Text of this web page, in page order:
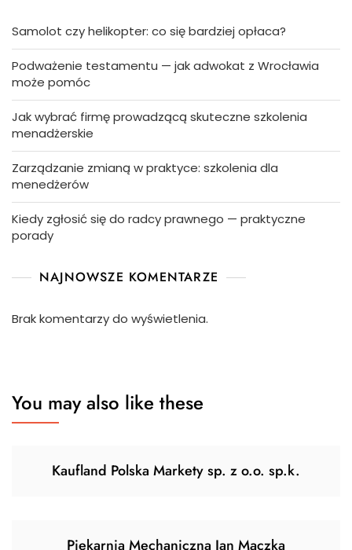
Samolot czy helikopter: co się bardziej opłaca?
Podważenie testamentu — jak adwokat z Wrocławia
może pomóc
Jak wybrać firmę prowadzącą skuteczne szkolenia
menadżerskie
Zarządzanie zmianą w praktyce: szkolenia dla
menedżerów
Kiedy zgłosić się do radcy prawnego — praktyczne
porady
NAJNOWSZE KOMENTARZE
Brak komentarzy do wyświetlenia.
You may also like these
Kaufland Polska Markety sp. z o.o. sp.k.
Piekarnia Mechaniczna Jan Mączka